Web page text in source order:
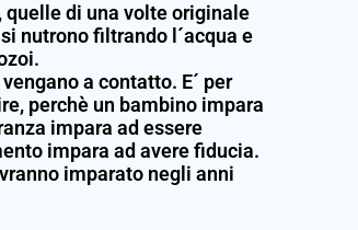
di una volte originale
nutrono filtrando l´acqua e
a contatto. E´ per
perchè un bambino impara
impara ad essere
impara ad avere fiducia.
imparato negli anni